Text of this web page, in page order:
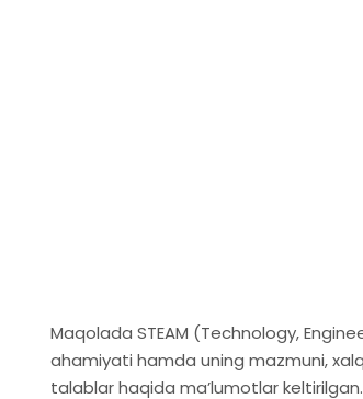
Maqolada STEAM (Technology,
ahamiyati hamda uning mazmuni,
talablar haqida ma’lumotlar keltirilgan.